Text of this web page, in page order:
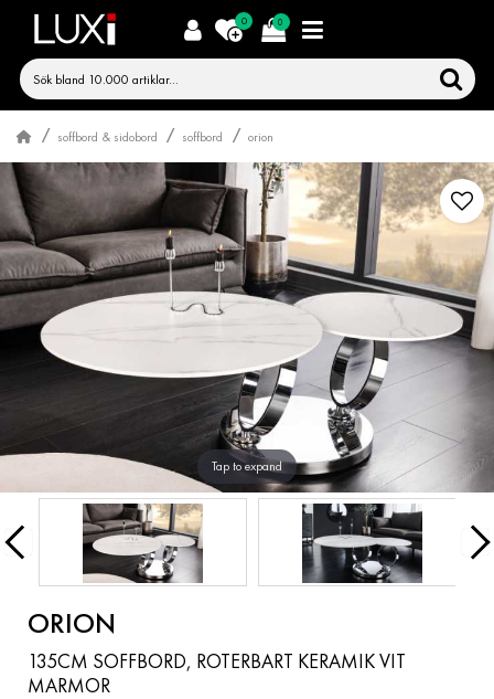
0 0
soffbord & sidobord soffbord orion
Tap to expand
ORION
135CM SOFFBORD, ROTERBART KERAMIK VIT
MARMOR